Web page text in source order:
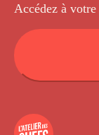
Accédez à votre